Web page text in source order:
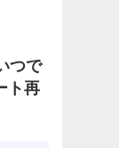
つで
ト再